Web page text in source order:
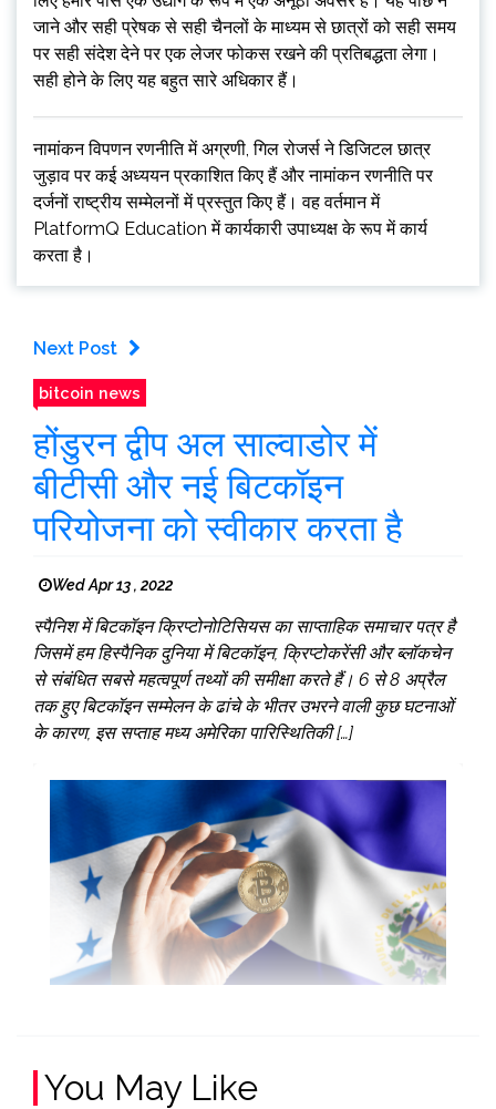
जाने और सही प्रेषक से सही चैनलों के माध्यम से छात्रों को सही समय
पर सही संदेश देने पर एक लेजर फोकस रखने की प्रतिबद्धता लेगा।
सही होने के लिए यह बहुत सारे अधिकार हैं।
नामांकन विपणन रणनीति में अग्रणी, गिल रोजर्स ने डिजिटल छात्र
जुड़ाव पर कई अध्ययन प्रकाशित किए हैं और नामांकन रणनीति पर
दर्जनों राष्ट्रीय सम्मेलनों में प्रस्तुत किए हैं। वह वर्तमान में
PlatformQ Education में कार्यकारी उपाध्यक्ष के रूप में कार्य
करता है।
Next Post
bitcoin news
होंडुरन द्वीप अल साल्वाडोर में
बीटीसी और नई बिटकॉइन
परियोजना को स्वीकार करता है
Wed Apr 13 , 2022
स्पैनिश में बिटकॉइन क्रिप्टोनोटिसियस का साप्ताहिक समाचार पत्र है
जिसमें हम हिस्पैनिक दुनिया में बिटकॉइन, क्रिप्टोकरेंसी और ब्लॉकचेन
से संबंधित सबसे महत्वपूर्ण तथ्यों की समीक्षा करते हैं। 6 से 8 अप्रैल
तक हुए बिटकॉइन सम्मेलन के ढांचे के भीतर उभरने वाली कुछ घटनाओं
के कारण, इस सप्ताह मध्य अमेरिका पारिस्थितिकी […]
You May Like